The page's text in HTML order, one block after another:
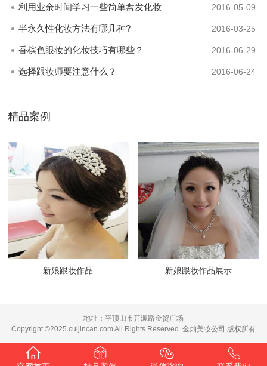
利用业余时间学习一些简单盘发化妆 2016-05-09
半永久性化妆方法有哪几种? 2016-03-25
香槟色眼妆的化妆技巧有哪些？ 2016-06-29
选择跟妆师要注意什么？ 2016-06-24
精品案例
新娘跟妆作品 新娘跟妆作品展示
地址：平顶山市开源路金贸广场
Copyright ©2025 cuijincan.com All Rights Reserved. 金灿美妆公司 版权所有